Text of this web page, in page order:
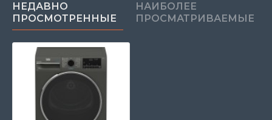
НЕДАВНО
ПРОСМОТРЕННЫЕ
НАИБОЛЕЕ
ПРОСМАТРИВАЕМЫЕ